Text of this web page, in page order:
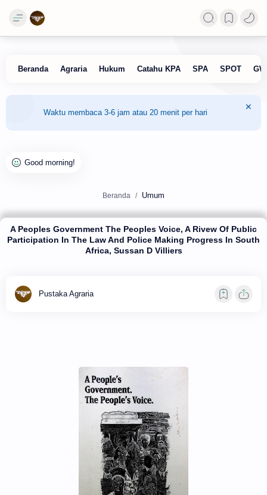
Waktu membaca 3-6 jam atau 20 menit per hari
Beranda Umum
A Peoples Government The Peoples Voice, A Rivew Of Public
Participation In The Law And Police Making Progress In South
Africa, Sussan D Villiers